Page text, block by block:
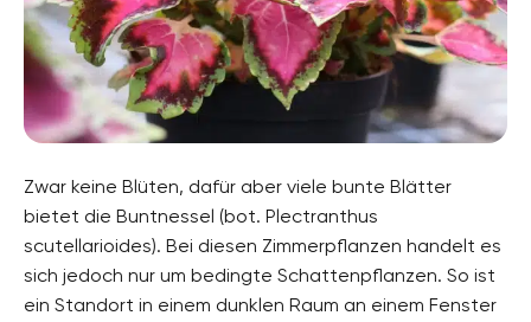
Zwar keine Blüten, dafür aber viele bunte Blätter
bietet die Buntnessel (bot. Plectranthus
scutellarioides). Bei diesen Zimmerpflanzen handelt es
sich jedoch nur um bedingte Schattenpflanzen. So ist
ein Standort in einem dunklen Raum an einem Fenster